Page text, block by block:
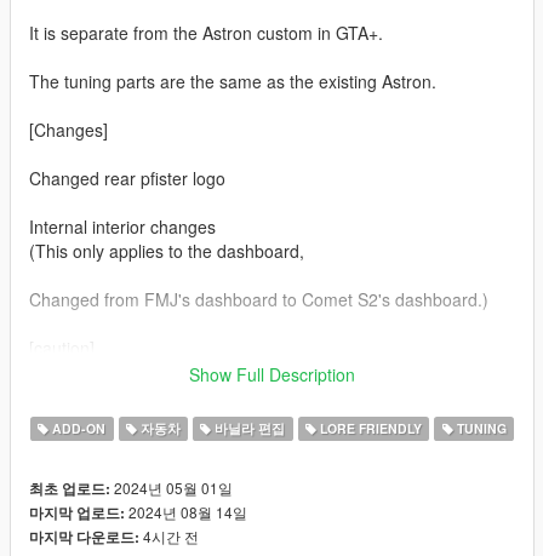
It is separate from the Astron custom in GTA+.
The tuning parts are the same as the existing Astron.
[Changes]
Changed rear pfister logo
Internal interior changes
(This only applies to the dashboard,
Changed from FMJ's dashboard to Comet S2's dashboard.)
Features:
- glass shards and breaking glass on windows
- working radio & dials & indicators
- As for Lod.... I don't know.
Show Full Description
ADD-ON 자동차 바닐라 편집 LORE FRIENDLY TUNING
최초 업로드: 2024년 05월 01일
마지막 업로드: 2024년 08월 14일
마지막 다운로드: 4시간 전